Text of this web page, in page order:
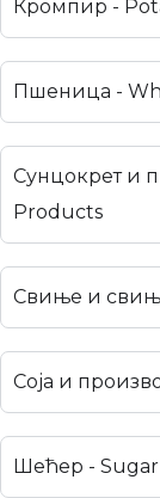
Кромпир -
Пшеница -
Сунцокрет и
Products
Свиње и
Соја и
Шећер - Sugar